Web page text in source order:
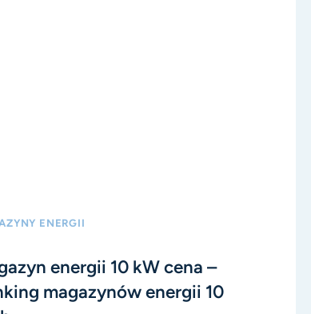
ENERGII
energii 10 kW cena –
magazynów energii 10